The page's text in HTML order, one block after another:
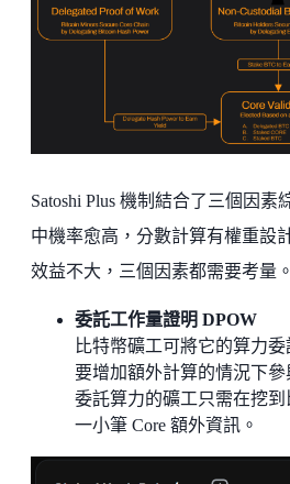
Satoshi Plus 機制結合了三個因
中機率愈高，分數計算有權重設
效益不大，三個因素都需要考量。
委託工作量證明 DPOW
比特幣礦工可將它的算力
要增加額外計算的情況下
委託算力的礦工只需在挖
一小筆 Core 額外資訊。